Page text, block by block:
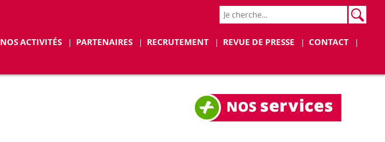
NOS ACTIVITÉS Déplier
PARTENAIRES RECRUTEMENT Déplier
REVUE DE PRESSE Déplier
CONTACT